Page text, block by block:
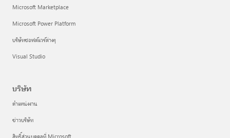
Microsoft Marketplace
Microsoft Power Platform
บริษัทซอฟต์แวร์ต่างๆ
Visual Studio
บริษัท
ตำแหน่งงาน
ข่าวบริษัท
สิทธิ์ส่วนบุคคลที่ Microsoft